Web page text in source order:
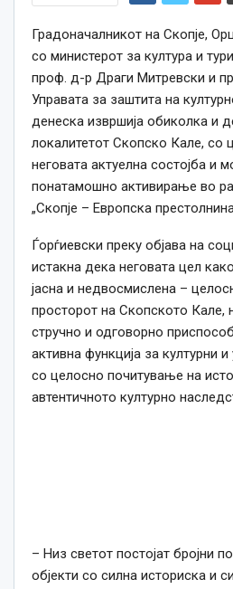
Градоначалникот на Скопје,
со министерот за култура и
проф. д-р Драги Митревски и
Управата за заштита на
денеска извршија обиколка и
локалитетот Скопско Кале, со
неговата актуелна состојба и
понатамошно активирање во
„Скопје – Европска
Ѓорѓиевски преку објава на
истакна дека неговата цел
јасна и недвосмислена –
просторот на Скопското Кале,
стручно и одговорно
активна функција за културни
со целосно почитување на
автентичното културно
– Низ светот постојат бројни
објекти со силна историска и